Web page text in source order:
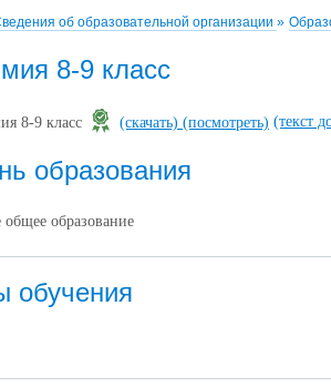
об образовательной организации »
8-9 класс
8-9 класс (скачать) (посмотреть) (текст
образования
общее образование
обучения